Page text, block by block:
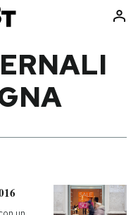
Libri
Ok Boomer!